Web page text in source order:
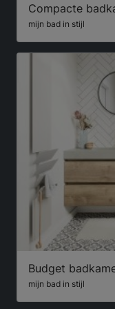
Compacte
mijn bad in stijl
Budget
mijn bad in stijl